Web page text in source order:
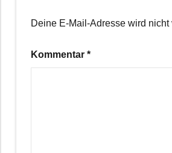
Deine E-Mail-Adresse wird nicht
Kommentar *